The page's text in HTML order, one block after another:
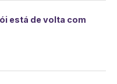
está de volta com